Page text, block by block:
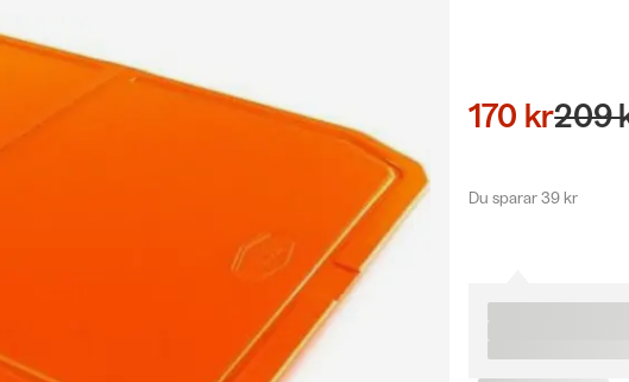
170 kr209
Du sparar 39 kr